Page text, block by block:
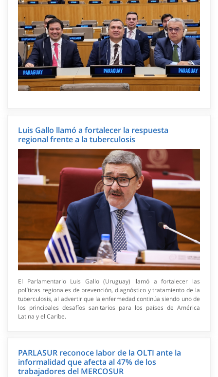
Luis Gallo llamó a fortalecer la respuesta
regional frente a la tuberculosis
El Parlamentario Luis Gallo (Uruguay) llamó a fortalecer las
políticas regionales de prevención, diagnóstico y tratamiento de la
tuberculosis, al advertir que la enfermedad continúa siendo uno de
los principales desafíos sanitarios para los países de América
Latina y el Caribe.
PARLASUR reconoce labor de la OLTI ante la
informalidad que afecta al 47% de los
trabajadores del MERCOSUR